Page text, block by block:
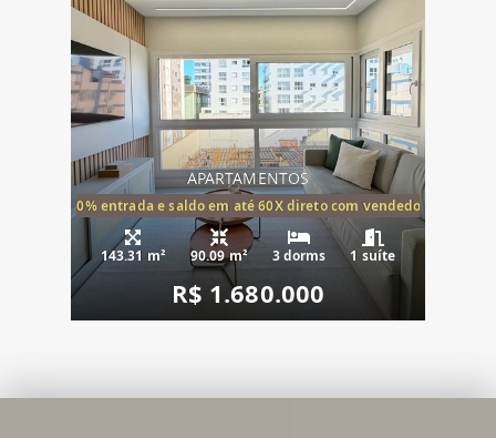
APARTAMENTOS
20% entrada e saldo em até 60X direto com vendedor
143.31 m² 90.09 m² 3 dorms 1 suíte
R$ 1.680.000